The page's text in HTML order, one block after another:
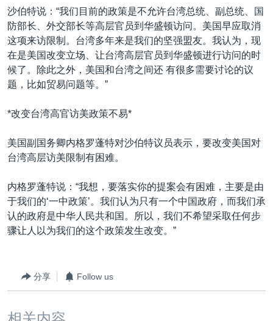
沙伯特说：“我们目前的政策是不允许台湾总统、副总统、国
防部长、外交部长等高层官员到华盛顿访问。美国早应取消
这项来访限制。台湾多年来是我们的坚强盟友。我认为，现
在是美国改变立场、让台湾高层官员到华盛顿进行访问的时
候了。除此之外，美国和台湾之间还 有很多需要讨论的议
题，比如贸易问题等。”
*改变台湾高官访美政策不易*
美国副国务卿内格罗蓬特对沙伯特议员表示，要改变美国对
台湾高层访美限制有困难。
内格罗蓬特说：“我想，要落实你的提案会有困难，主要是由
于我们的‘一中政策’。我们认为只有一个中国政府，而我们承
认的政府是中华人民共和国。所以，我们不希望采取任何步
骤让人以为我们的这个政策发生改变。”
分享 Follow us